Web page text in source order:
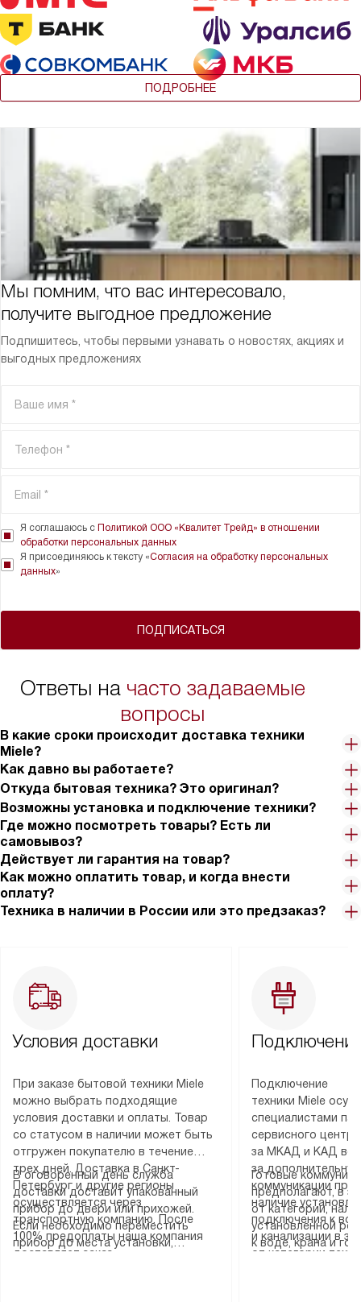
ПОДРОБНЕЕ
Мы помним, что вас интересовало,
получите выгодное предложение
Подпишитесь, чтобы первыми узнавать о новостях, акциях и
выгодных предложениях
ПОДПИСАТЬСЯ
Я соглашаюсь с Политикой ООО «Квалитет Трейд» в отношении
обработки персональных данных
Я присоединяюсь к тексту «Согласия на обработку персональных
данных»
Ответы на часто задаваемые
вопросы
В какие сроки происходит доставка техники
Miele?
Как давно вы работаете?
Откуда бытовая техника? Это оригинал?
Возможны установка и подключение техники?
Где можно посмотреть товары? Есть ли
самовывоз?
Действует ли гарантия на товар?
Как можно оплатить товар, и когда внести
оплату?
Техника в наличии в России или это предзаказ?
Условия доставки
При заказе бытовой техники Miele
можно выбрать подходящие
условия доставки и оплаты. Товар
со статусом в наличии может быть
отгружен покупателю в течение
трех дней. Доставка в Санкт-
Петербург и другие регионы
осуществляется через
транспортную компанию. После
100% предоплаты наша компания
доставляет заказ
В оговоренный день служба
доставки доставит упакованный
прибор до двери или прихожей.
Если необходимо переместить
прибор до места установки,
Подключение
техники Miele
специалистами
сервисного
за МКАД и КАД
за
коммуникации
наличие
подключения к
и канализации в
от категории
Готовые
предполагают, в
от категории,
установленной
к воде, крана и